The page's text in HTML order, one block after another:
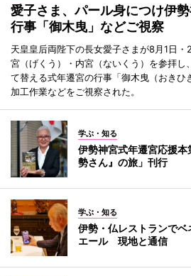
愛子さま、パール身につけ伊
行事「御木曳」などご視察
天皇皇后両陛下の長女愛子さまが8月1日
宮（げくう）・内宮（ないくう）を参拝し
て替える式年遷宮の行事「御木曳（おきひ
加工作業などをご視察された。
学ぶ・知る
伊勢神宮式年遷宮応援
勢さん』の旅」刊行
学ぶ・知る
伊勢・仏レストランで
エール 現地と通信